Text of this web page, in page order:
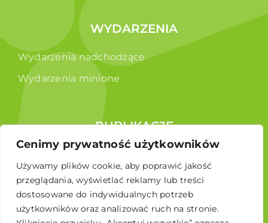
Cenimy prywatność użytkowników
Używamy plików cookie, aby poprawić jakość
przeglądania, wyświetlać reklamy lub treści
dostosowane do indywidualnych potrzeb
użytkowników oraz analizować ruch na stronie.
WYDARZENIA
Wydarzenia nadchodzące
Wydarzenia minione
PUBLIKACJE
Raporty
Broszura edukacyjna